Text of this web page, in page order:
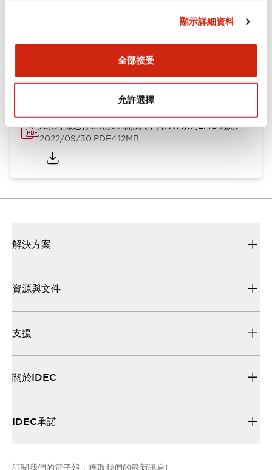
顯示詳細資料
全部接受
允許選擇
型錄和宣傳手冊 使用說明書 CAD檔 認證與標準 技術文件
X系列 緊急停止用按鈕開關 (不含HW系列EMO開關)
2022/09/30.PDF4.12MB
解決方案
資源與文件
支援
關於IDEC
IDEC承諾
訂閱我們的電子報，獲取我們的最新訊息!